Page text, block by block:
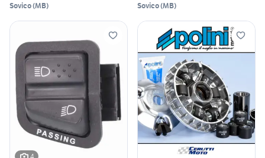
Sovico(MB) Sovico(MB)